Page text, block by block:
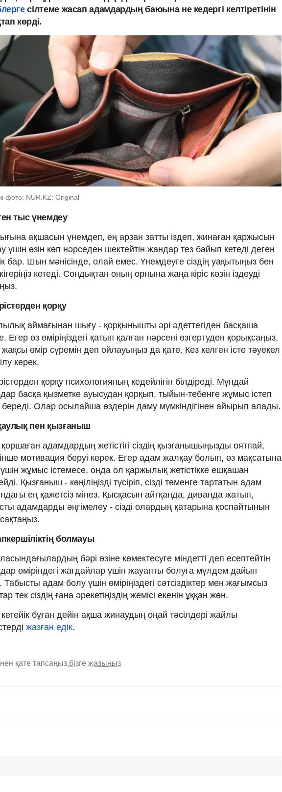
сілтеме жасап адамдардың баюына не кедергі келтіретінін
көрді.
фото: NUR.KZ: Original
тыс үнемдеу
ақшасын үнемдеп, ең арзан затты іздеп, жинаған қаржысын
үшін өзін көп нәрседен шектейтін жандар тез байып кетеді деген
бар. Шын мәнісінде, олай емес. Үнемдеуге сіздің уақытыңыз бен
кетеді. Сондықтан оның орнына жаңа кіріс көзін іздеуді
қорқу
аймағынан шығу - қорқынышты әрі әдеттегіден басқаша
Егер өз өміріңіздегі қатып қалған нәрсені өзгертуден қорықсаңыз,
өмір сүремін деп ойлауыңыз да қате. Кез келген істе тәуекел
керек.
қорқу психологияның кедейлігін білдіреді. Мұндай
басқа қызметке ауысудан қорқып, тыйын-тебенге жұмыс істеп
Олар осылайша өздерін даму мүмкіндігінен айырып алады.
пен қызғаныш
қоршаған адамдардың жетістігі сіздің қызғанышыңызды оятпай,
мотивация беруі керек. Егер адам жалқау болып, өз мақсатына
жұмыс істемесе, онда ол қаржылық жетістікке ешқашан
Қызғаныш - көңіліңізді түсіріп, сізді төменге тартатын адам
ең қажетсіз мінез. Қысқасын айтқанда, диванда жатып,
адамдарды әңгімелеу - сізді олардың қатарына қоспайтынын
болмауы
бәрі өзіне көмектесуге міндетті деп есептейтін
өміріндегі жағдайлар үшін жауапты болуға мүлдем дайын
Табысты адам болу үшін өміріңіздегі сәтсіздіктер мен жағымсыз
тек сіздің ғана әрекетіңіздің жемісі екенін ұққан жөн.
бұған дейін ақша жинаудың оңай тәсілдері жайлы
жазған едік.
қате тапсаңыз,бізге жазыңыз